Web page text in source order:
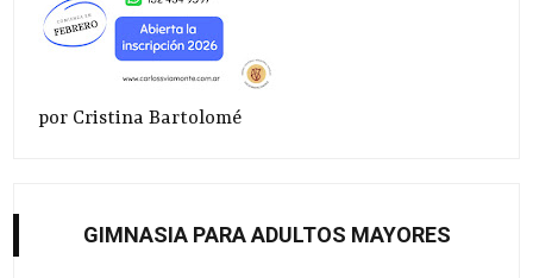
por Cristina Bartolomé
GIMNASIA PARA ADULTOS MAYORES